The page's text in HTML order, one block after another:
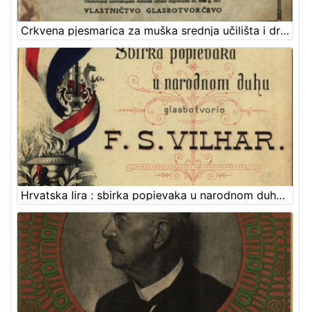
Crkvena pjesmarica za muška srednja učilišta i druge crkvene zborove / napisao F. S. Vilhar-Kalski
Hrvatska lira : sbirka popievaka u narodnom duhu : četvrta knjiga sabranih glasbotvorina / glasbotvorio F.S.Vilhar